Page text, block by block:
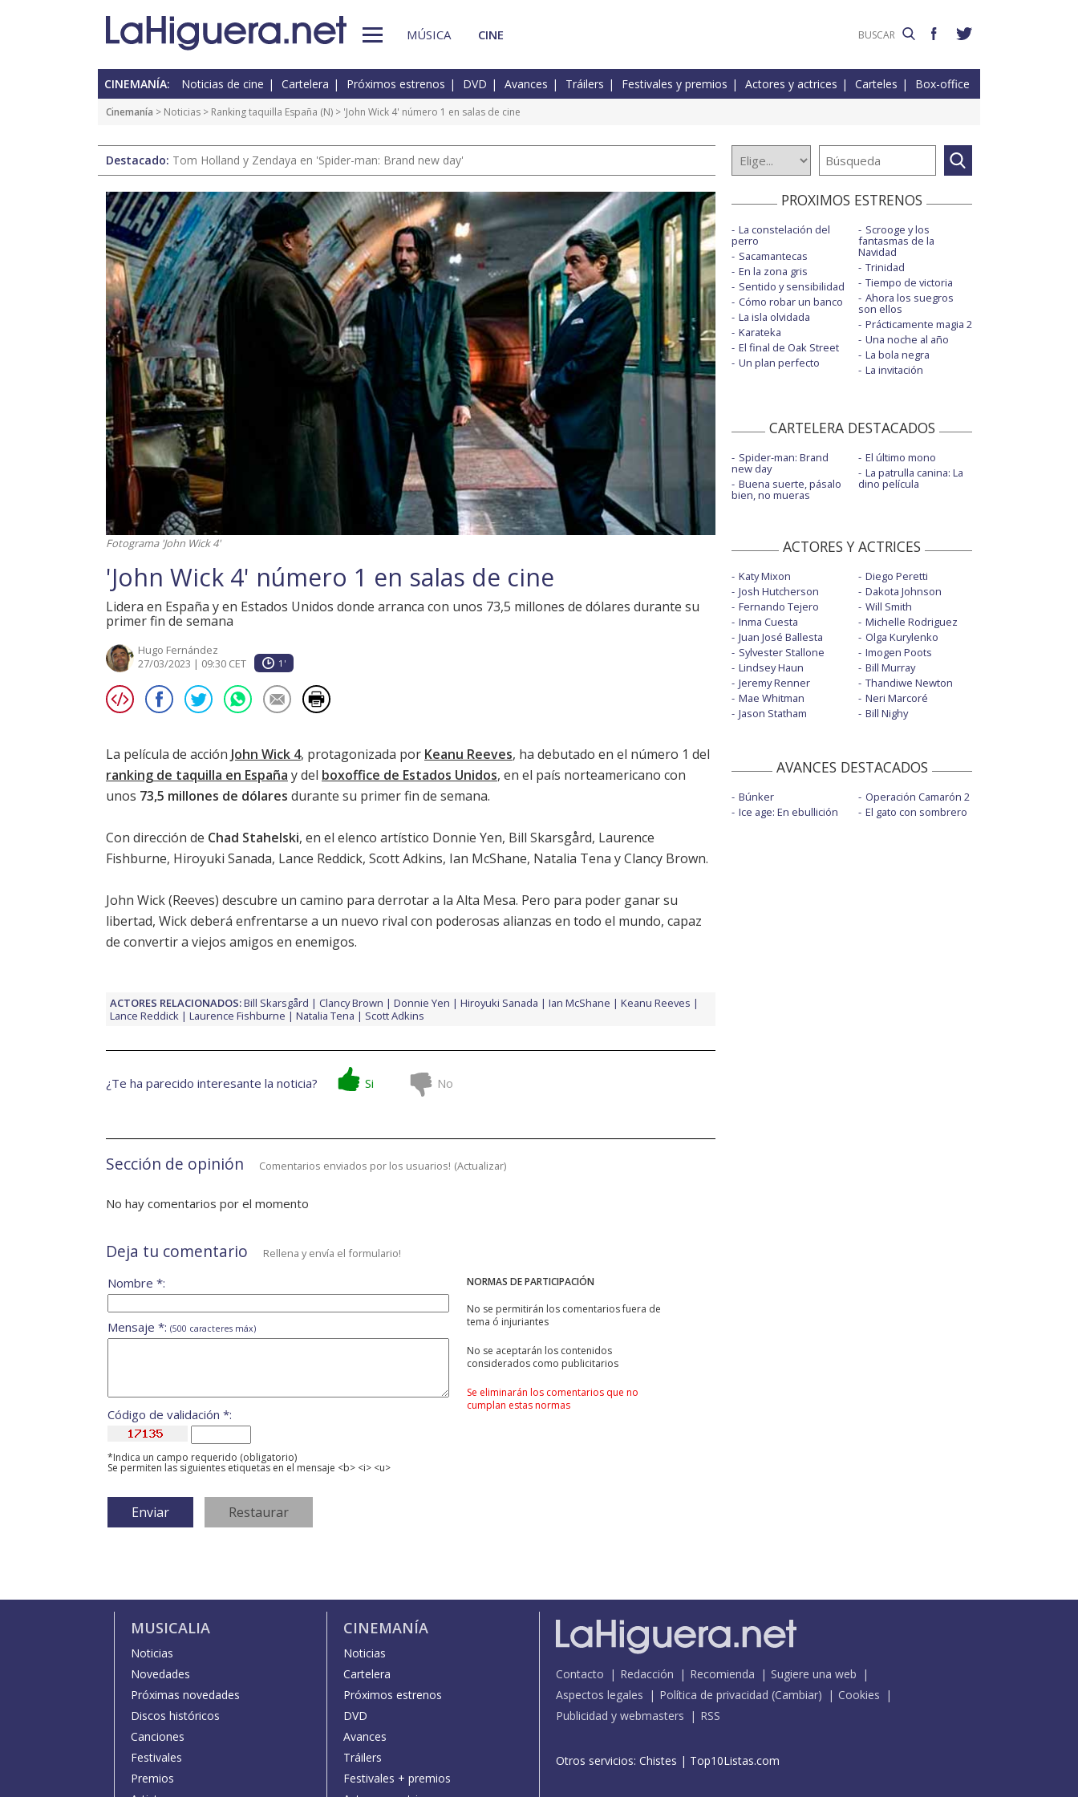
MÚSICA CINE
CINEMANÍA: Noticias de cine Cartelera Próximos estrenos DVD Avances Tráilers Festivales y premios Actores y actrices Carteles Box-office
Cinemanía > Noticias > Ranking taquilla España (N) > 'John Wick 4' número 1 en salas de cine
Destacado: Tom Holland y Zendaya en 'Spider-man: Brand new day'
Fotograma 'John Wick 4'
'John Wick 4' número 1 en salas de cine
Lidera en España y en Estados Unidos donde arranca con unos 73,5 millones de dólares durante su
primer fin de semana
Hugo Fernández
27/03/2023 | 09:30 CET
1'
La película de acción John Wick 4, protagonizada por Keanu Reeves, ha debutado en el número 1 del
ranking de taquilla en España y del boxoffice de Estados Unidos, en el país norteamericano con
unos 73,5 millones de dólares durante su primer fin de semana.
Con dirección de Chad Stahelski, en el elenco artístico Donnie Yen, Bill Skarsgård, Laurence
Fishburne, Hiroyuki Sanada, Lance Reddick, Scott Adkins, Ian McShane, Natalia Tena yClancy Brown.
John Wick (Reeves) descubre un camino para derrotar a la Alta Mesa. Pero para poder ganar su
libertad, Wick deberá enfrentarse a un nuevo rival con poderosas alianzas en todo el mundo, capaz
de convertir a viejos amigos en enemigos.
ACTORES RELACIONADOS:Bill Skarsgård Clancy Brown Donnie Yen Hiroyuki Sanada Ian McShane
Keanu Reeves
Lance Reddick
Laurence Fishburne Natalia Tena Scott Adkins
¿Te ha parecido interesante la noticia? Si No
Sección de opinión Comentarios enviados por los usuarios! (Actualizar)
No hay comentarios por el momento
Deja tu comentario Rellena y envía el formulario!
NORMAS DE PARTICIPACIÓN
No se permitirán los comentarios fuera de
tema ó injuriantes
No se aceptarán los contenidos
considerados como publicitarios
Se eliminarán los comentarios que no
cumplan estas normas
Nombre *:
Mensaje *: (500 caracteres máx)
Código de validación *:
*Indica un campo requerido (obligatorio)
Se permiten las siguientes etiquetas en el mensaje <b> <i> <u>
PROXIMOS ESTRENOS
La constelación del
perro
Sacamantecas
En la zona gris
Sentido y sensibilidad
Cómo robar un banco
La isla olvidada
Karateka
El final de Oak Street
Un plan perfecto
Scrooge y los
fantasmas de la
Navidad
Trinidad
Tiempo de victoria
Ahora los suegros
son ellos
Prácticamente magia 2
Una noche al año
La bola negra
La invitación
CARTELERA DESTACADOS
Spider-man: Brand
new day
Buena suerte, pásalo
bien, no mueras
El último mono
La patrulla canina: La
dino película
ACTORES Y ACTRICES
Katy Mixon
Josh Hutcherson
Fernando Tejero
Inma Cuesta
Juan José Ballesta
Sylvester Stallone
Lindsey Haun
Jeremy Renner
Mae Whitman
Jason Statham
Diego Peretti
Dakota Johnson
Will Smith
Michelle Rodriguez
Olga Kurylenko
Imogen Poots
Bill Murray
Thandiwe Newton
Neri Marcoré
Bill Nighy
AVANCES DESTACADOS
Búnker
Ice age: En ebullición
Operación Camarón 2
El gato con sombrero
MUSICALIA
Noticias
Novedades
Próximas novedades
Discos históricos
Canciones
Festivales
Premios
CINEMANÍA
Noticias
Cartelera
Próximos estrenos
DVD
Avances
Tráilers
Festivales + premios
Contacto Redacción Recomienda
Sugiere una web
Aspectos legales
Política de privacidad (Cambiar)
Cookies
Publicidad y webmasters
RSS
Otros servicios: Chistes | Top10Listas.com